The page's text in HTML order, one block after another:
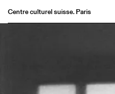
Centre culturel suisse. Paris